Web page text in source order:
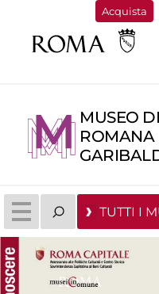
Acquista
MUSEO
ROMANA
TUTTI I